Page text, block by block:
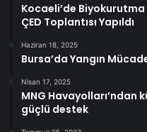
Kocaeli’de
ÇED Toplantısı Yapıldı
Haziran 18, 2025
Bursa’da Yangın
Nisan 17, 2025
MNG Havayolları’ndan
güçlü destek